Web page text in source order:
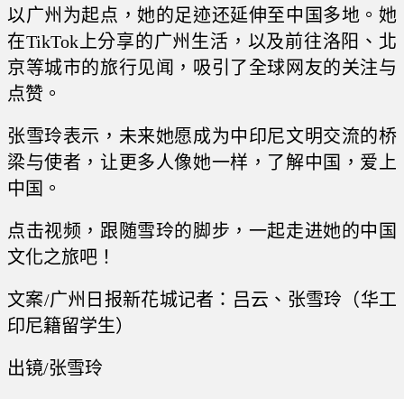
以广州为起点，她的足迹还延伸至中国多地。她
在TikTok上分享的广州生活，以及前往洛阳、北
京等城市的旅行见闻，吸引了全球网友的关注与
点赞。
张雪玲表示，未来她愿成为中印尼文明交流的桥
梁与使者，让更多人像她一样，了解中国，爱上
中国。
点击视频，跟随雪玲的脚步，一起走进她的中国
文化之旅吧！
文案/广州日报新花城记者：吕云、张雪玲（华工
印尼籍留学生）
出镜/张雪玲